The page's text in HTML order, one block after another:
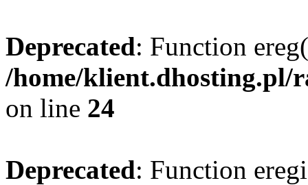
Deprecated: Function
/home/klient.dhosting.pl/
on line 24
Deprecated: Function